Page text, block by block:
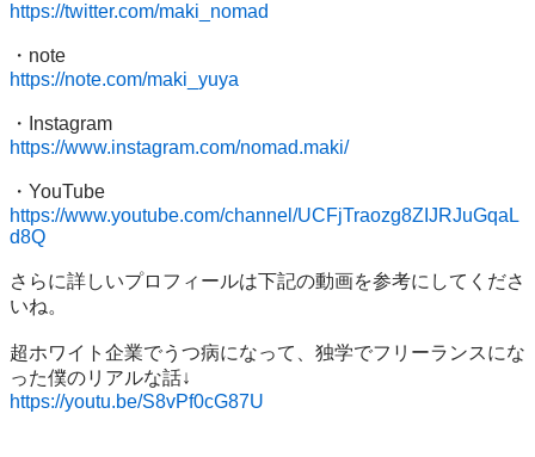
https://twitter.com/maki_nomad
https://note.com/maki_yuya
https://www.instagram.com/nomad.maki/
https://www.youtube.com/channel/UCFjTraozg8ZIJRJuGqaL
d8Q
さらに詳しいプロフィールは下記の動画を参考にしてくださ
いね。
超ホワイト企業でうつ病になって、独学でフリーランスにな
https://youtu.be/S8vPf0cG87U